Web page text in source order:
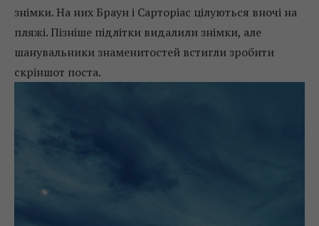
знімки. На них Браун і Сарторіас цілуються вночі на
пляжі. Пізніше підлітки видалили знімки, але
шанувальники знаменитостей встигли зробити
скріншот поста.